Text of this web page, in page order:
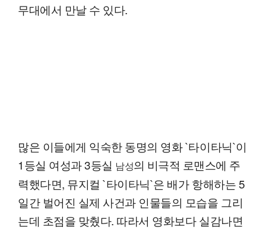
무대에서 만날 수 있다.
많은 이들에게 익숙한 동명의 영화 `타이타닉`이
1등실 여성과 3등실 남성의 비극적 로맨스에 주
력했다면, 뮤지컬 `타이타닉`은 배가 항해하는 5
일간 벌어진 실제 사건과 인물들의 모습을 그리
는데 초점을 맞췄다. 따라서 영화보다 실감나면